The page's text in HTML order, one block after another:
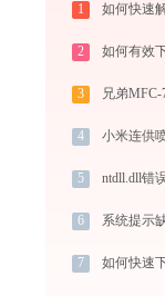
1 如何快速
2
3
4
5 ntdll.dll错
6 系统提示
7 如何快速